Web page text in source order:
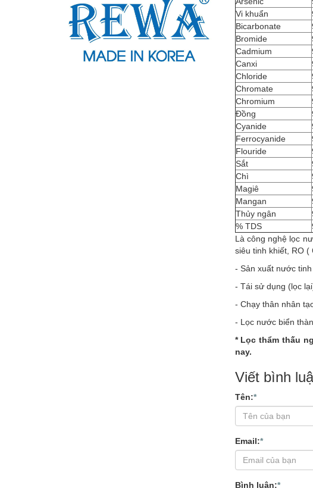
Vi khuẩn
Bicarbonate
Bromide
Cadmium
Canxi
Chloride
Chromate
Chromium
Đồng
Cyanide
Ferrocyanide
Flouride
Sắt
Chì
Magiê
Mangan
Thủy ngân
% TDS
Là công nghệ lọc
siêu tinh khiết, RO
- Sản xuất nước
- Tái sử dụng (lọc
- Chạy thân nhân
- Lọc nước biển
* Lọc thẩm thấu
nay.
Viết bình
Tên:*
Email:*
Bình luận:*